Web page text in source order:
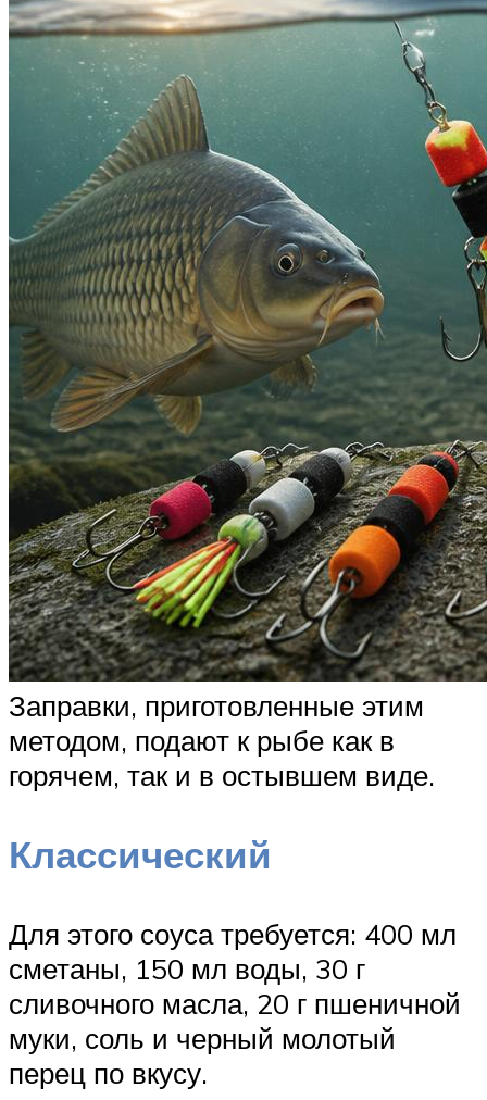
Заправки, приготовленные этим
методом, подают к рыбе как в
горячем, так и в остывшем виде.
Классический
Для этого соуса требуется: 400 мл
сметаны, 150 мл воды, 30 г
сливочного масла, 20 г пшеничной
муки, соль и черный молотый
перец по вкусу.